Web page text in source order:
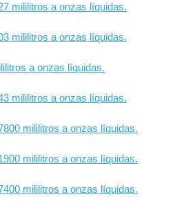
mililitros a onzas líquidas.
mililitros a onzas líquidas.
a onzas líquidas.
mililitros a onzas líquidas.
mililitros a onzas líquidas.
mililitros a onzas líquidas.
mililitros a onzas líquidas.